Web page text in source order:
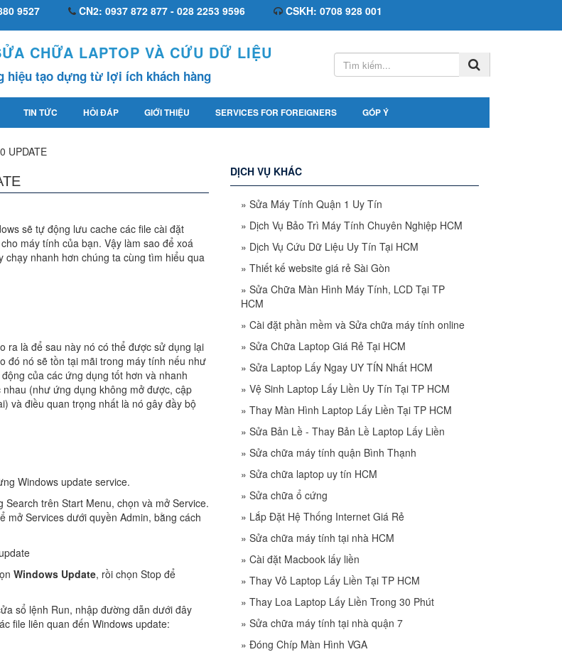
9527 CN2: 0937 872 877 - 028 2253 9596 CSKH: 0708 928 001
CHỮA LAPTOP VÀ CỨU DỮ LIỆU
hiệu tạo dựng từ lợi ích khách hàng
TIN TỨC HỎI ĐÁP GIỚI THIỆU SERVICES FOR FOREIGNERS GÓP Ý
UPDATE
sẽ tự động lưu cache các file cài đặt
máy tính của bạn. Vậy làm sao để xoá
chạy nhanh hơn chúng ta cùng tìm hiểu qua
ra là để sau này nó có thể được sử dụng lại
đó nó sẽ tồn tại mãi trong máy tính nếu như
của các ứng dụng tốt hơn và nhanh
(như ứng dụng không mở được, cập
và điều quan trọng nhất là nó gây đầy bộ
Windows update service.
trên Start Menu, chọn và mở Service.
mở Services dưới quyền Admin, bằng cách
Windows Update, rồi chọn Stop để
sổ lệnh Run, nhập đường dẫn dưới đây
file liên quan đến Windows update:
DỊCH VỤ KHÁC
» Sửa Máy Tính Quận 1 Uy Tín
» Dịch Vụ Bảo Trì Máy Tính Chuyên Nghiệp HCM
» Dịch Vụ Cứu Dữ Liệu Uy Tín Tại HCM
» Thiết kế website giá rẻ Sài Gòn
» Sửa Chữa Màn Hình Máy Tính, LCD Tại TP
HCM
» Cài đặt phần mềm và Sửa chữa máy tính online
» Sửa Chữa Laptop Giá Rẻ Tại HCM
» Sửa Laptop Lấy Ngay UY TÍN Nhất HCM
» Vệ Sinh Laptop Lấy Liền Uy Tín Tại TP HCM
» Thay Màn Hình Laptop Lấy Liền Tại TP HCM
» Sửa Bản Lề - Thay Bản Lề Laptop Lấy Liền
» Sửa chữa máy tính quận Bình Thạnh
» Sửa chữa laptop uy tín HCM
» Sửa chữa ổ cứng
» Lắp Đặt Hệ Thống Internet Giá Rẻ
» Sửa chữa máy tính tại nhà HCM
» Cài đặt Macbook lấy liền
» Thay Vỏ Laptop Lấy Liền Tại TP HCM
» Thay Loa Laptop Lấy Liền Trong 30 Phút
» Sửa chữa máy tính tại nhà quận 7
» Đóng Chíp Màn Hình VGA